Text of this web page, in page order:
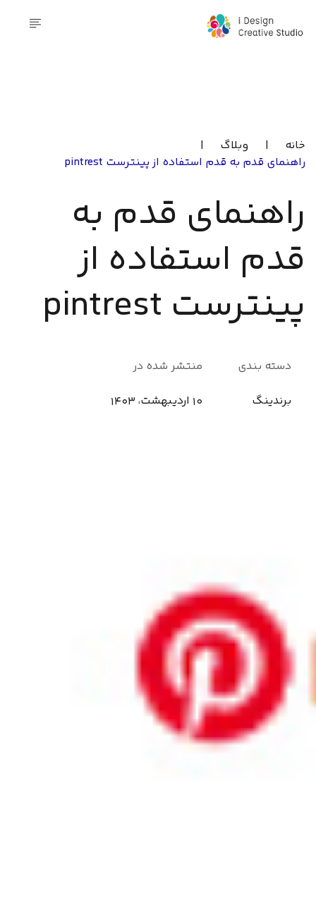
خانه | وبلاگ
|
راهنمای قدم به قدم استفاده از پینترست pintrest
راهنمای قدم به
قدم استفاده از
پینترست pintrest
دسته بندی
برندینگ
منتشر شده در
10 اردیبهشت، 1403